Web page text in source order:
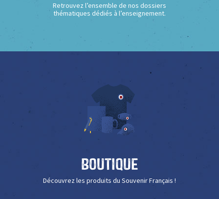
Retrouvez l’ensemble de nos dossiers
thématiques dédiés à l’enseignement.
Boutique
Découvrez les produits du Souvenir Français !